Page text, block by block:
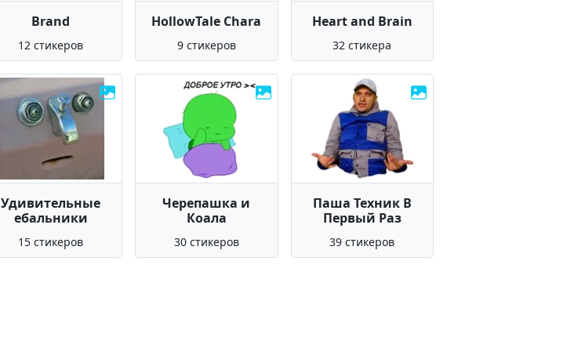
Brand
12 стикеров
HollowTale Chara
9 стикеров
Heart and Brain
32 стикера
Удивительные
ебальники
15 стикеров
Черепашка и
Коала
30 стикеров
Паша Техник В
Первый Раз
39 стикеров